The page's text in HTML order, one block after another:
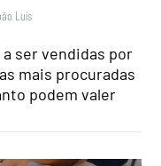
Luís
ser vendidas por
mais procuradas
podem valer